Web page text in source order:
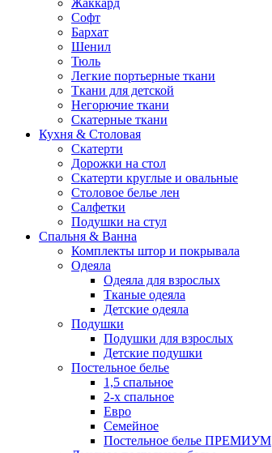
Жаккард
Софт
Бархат
Шенил
Тюль
Легкие портьерные ткани
Ткани для детской
Негорючие ткани
Скатерные ткани
Кухня & Столовая
Скатерти
Дорожки на стол
Скатерти круглые и овальные
Столовое белье лен
Салфетки
Подушки на стул
Спальня & Ванна
Комплекты штор и покрывала
Одеяла
Одеяла для взрослых
Тканые одеяла
Детские одеяла
Подушки
Подушки для взрослых
Детские подушки
Постельное белье
1,5 спальное
2-х спальное
Евро
Семейное
Постельное белье ПРЕМИУМ